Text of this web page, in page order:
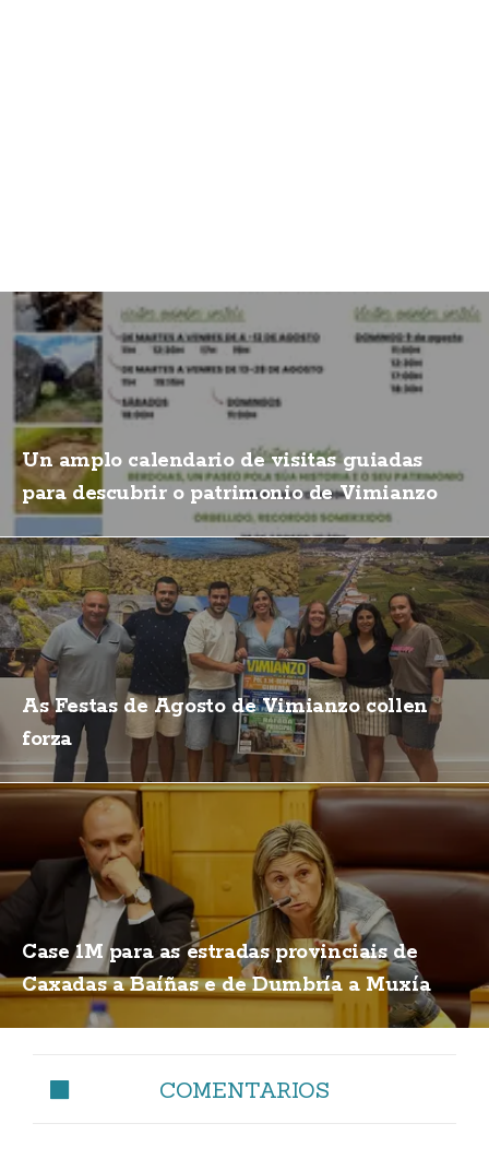
Un amplo calendario de visitas guiadas
para descubrir o patrimonio de Vimianzo
As Festas de Agosto de Vimianzo collen
forza
Case 1M para as estradas provinciais de
Caxadas a Baíñas e de Dumbría a Muxía
COMENTARIOS